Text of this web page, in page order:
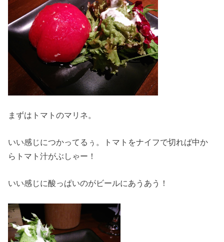
まずはトマトのマリネ。
いい感じにつかってるぅ。トマトをナイフで切れば中か
らトマト汁がぶしゃー！
いい感じに酸っぱいのがビールにあうあう！